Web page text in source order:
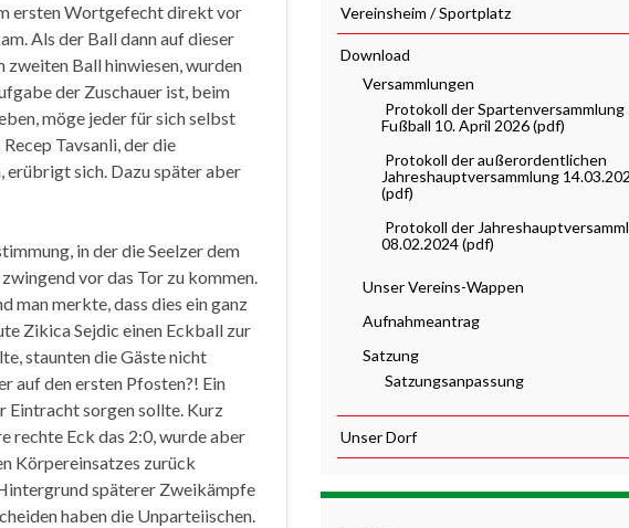
ersten Wortgefecht direkt vor
Als der Ball dann auf dieser
zweiten Ball hinwiesen, wurden
der Zuschauer ist, beim
möge jeder für sich selbst
Tavsanli, der die
sich. Dazu später aber
in der die Seelzer dem
vor das Tor zu kommen.
man merkte, dass dies ein ganz
Zikica Sejdic einen Eckball zur
staunten die Gäste nicht
auf den ersten Pfosten?! Ein
Eintracht sorgen sollte. Kurz
rechte Eck das 2:0, wurde aber
Körpereinsatzes zurück
späterer Zweikämpfe
haben die Unparteiischen.
Vereinsheim / Sportplatz
Download
Versammlungen
Protokoll der Spartenversammlung
Fußball 10. April 2026 (pdf)
Protokoll der außerordentlichen
Jahreshauptversammlung
(pdf)
Protokoll der
08.02.2024 (pdf)
Unser Vereins-Wappen
Aufnahmeantrag
Satzung
Satzungsanpassung
Unser Dorf